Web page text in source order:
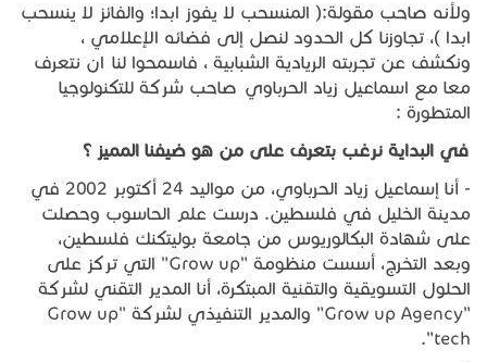
ولأنه صاحب مقولة:( المنسحب لا يفوز ابدا؛ والفائز لا ينسحب
ابدا )، تجاوزنا كل الحدود لنصل إلى فضائه الإعلامي ،
ونكشف عن تجربته الريادية الشبابية ، فاسمحوا لنا ان نتعرف
معا مع اسماعيل زياد الحرباوي صاحب شركة للتكنولوجيا
المتطورة :
في البداية نرغب بتعرف على من هو ضيفنا المميز ؟
- أنا إسماعيل زياد الحرباوي، من مواليد 24 أكتوبر 2002 في
مدينة الخليل في فلسطين. درست علم الحاسوب وحصلت
على شهادة البكالوريوس من جامعة بوليتكنك فلسطين،
وبعد التخرج، أسست منظومة "Grow up" التي تركز على
الحلول التسويقية والتقنية المبتكرة، أنا المدير التقني لشركة
"Grow up Agency" والمدير التنفيذي لشركة "Grow up
tech".